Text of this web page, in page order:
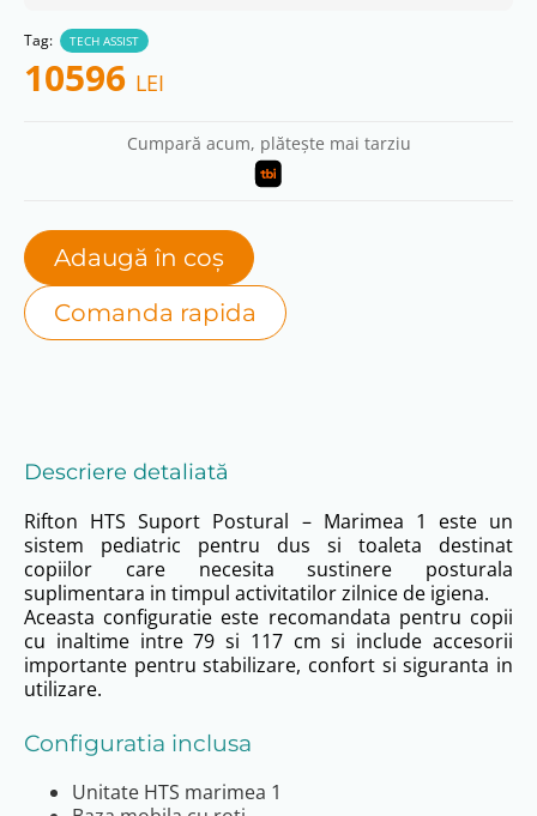
Tag: TECH ASSIST
10596 LEI
Cumpară acum, plătește mai tarziu
Adaugă în coș
Comanda rapida
Descriere detaliată
Rifton HTS Suport Postural – Marimea 1 este un
sistem pediatric pentru dus si toaleta destinat
copiilor care necesita sustinere posturala
suplimentara in timpul activitatilor zilnice de igiena.
Aceasta configuratie este recomandata pentru copii
cu inaltime intre 79 si 117 cm si include accesorii
importante pentru stabilizare, confort si siguranta in
utilizare.
Configuratia inclusa
Unitate HTS marimea 1